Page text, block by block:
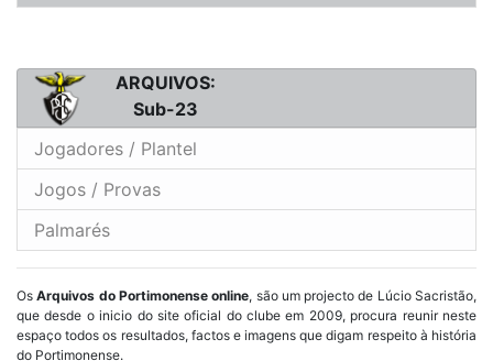
ARQUIVOS:
Sub-23
Jogadores / Plantel
Jogos / Provas
Palmarés
OsArquivos do Portimonense online, são um projecto de Lúcio Sacristão,
que desde o inicio do site oficial do clube em 2009, procura reunir neste
espaço todos os resultados, factos e imagens que digam respeito à história
do Portimonense.